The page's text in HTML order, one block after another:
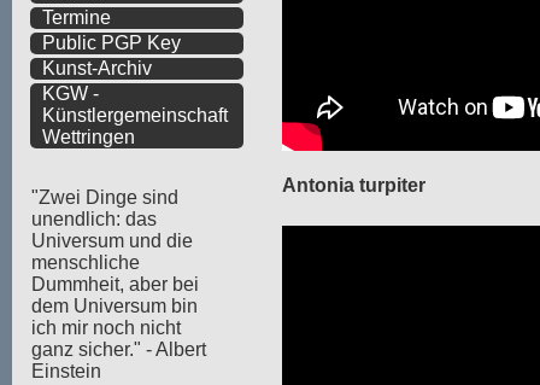
Antonia turpiter
Termine
Public PGP Key
Kunst-Archiv
KGW -
Künstlergemeinschaft
Wettringen
"Zwei Dinge sind
unendlich: das
Universum und die
menschliche
Dummheit, aber bei
dem Universum bin
ich mir noch nicht
ganz sicher." - Albert
Einstein